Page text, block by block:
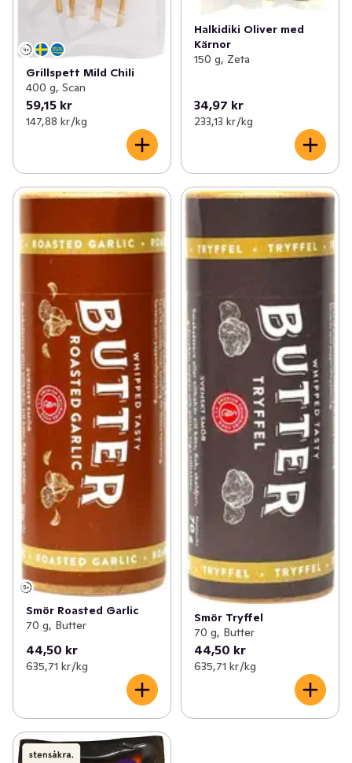
Grillspett Mild Chili
400 g, Scan
59,15 kr
147,88 kr /kg
Halkidiki Oliver med
Kärnor
150 g, Zeta
34,97 kr
233,13 kr /kg
Smör Roasted Garlic
70 g, Butter
44,50 kr
635,71 kr /kg
Smör Tryffel
70 g, Butter
44,50 kr
635,71 kr /kg